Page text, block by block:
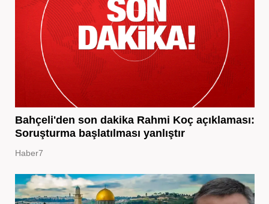
Bahçeli'den son dakika Rahmi Koç açıklaması:
Soruşturma başlatılması yanlıştır
Haber7